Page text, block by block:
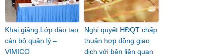
Khai giảng Lớp đào tạo
cán bộ quản lý –
VIMICO
Nghị quyết HĐQT chấp
thuận hợp đồng giao
dịch với bên liên quan